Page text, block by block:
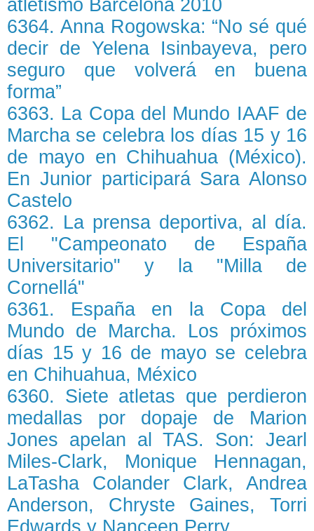
atletismo Barcelona 2010
6364. Anna Rogowska: “No sé qué
decir de Yelena Isinbayeva, pero
seguro que volverá en buena
forma”
6363. La Copa del Mundo IAAF de
Marcha se celebra los días 15 y 16
de mayo en Chihuahua (México).
En Junior participará Sara Alonso
Castelo
6362. La prensa deportiva, al día.
El "Campeonato de España
Universitario" y la "Milla de
Cornellá"
6361. España en la Copa del
Mundo de Marcha. Los próximos
días 15 y 16 de mayo se celebra
en Chihuahua, México
6360. Siete atletas que perdieron
medallas por dopaje de Marion
Jones apelan al TAS. Son: Jearl
Miles-Clark, Monique Hennagan,
LaTasha Colander Clark, Andrea
Anderson, Chryste Gaines, Torri